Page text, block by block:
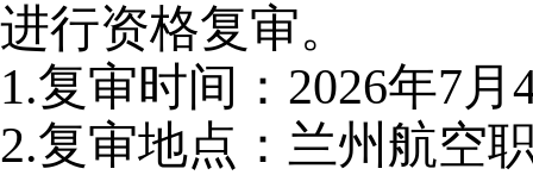
进行资格复审。
1.复审时间：2026年7月
2.复审地点：兰州航空